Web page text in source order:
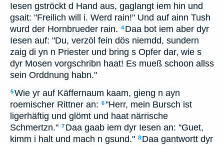
Iesen gströckt d Hand aus, gaglangt iem hin und
gsait: "Freilich will i. Werd rain!" Und auf ainn Tush
wurd der Hornbrueder rain. 4 Daa bot iem aber dyr
Iesen auf: "Du, verzöl fein dös niemdd, sundern
zaig di yn n Priester und bring s Opfer dar, wie s
dyr Mosen vorgschribn haat! Es mueß schoon allss
sein Orddnung habn."
5Wie yr auf Käffernaum kaam, gieng n ayn
roemischer Rittner an: 6"Herr, mein Bursch ist
ligerhäftig und glömt und haat närrische
Schmertzn." 7 Daa gaab iem dyr Iesen an: "Guet,
kimm i halt und mach n gsund." 8 Daa gantwortt dyr